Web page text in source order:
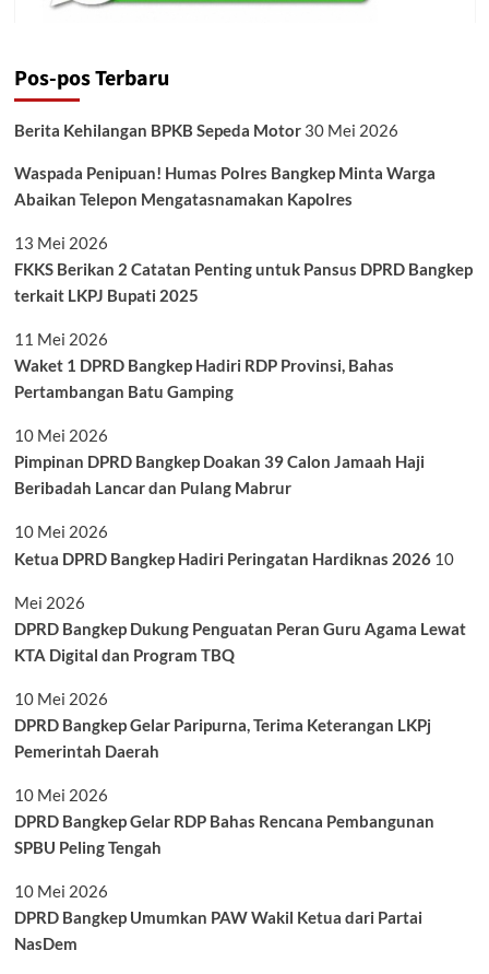
Pos-pos Terbaru
Berita Kehilangan BPKB Sepeda Motor 30 Mei 2026
Waspada Penipuan! Humas Polres Bangkep Minta Warga
Abaikan Telepon Mengatasnamakan Kapolres
13 Mei 2026
FKKS Berikan 2 Catatan Penting untuk Pansus DPRD Bangkep
terkait LKPJ Bupati 2025
11 Mei 2026
Waket 1 DPRD Bangkep Hadiri RDP Provinsi, Bahas
Pertambangan Batu Gamping
10 Mei 2026
Pimpinan DPRD Bangkep Doakan 39 Calon Jamaah Haji
Beribadah Lancar dan Pulang Mabrur
10 Mei 2026
Ketua DPRD Bangkep Hadiri Peringatan Hardiknas 2026 10
Mei 2026
DPRD Bangkep Dukung Penguatan Peran Guru Agama Lewat
KTA Digital dan Program TBQ
10 Mei 2026
DPRD Bangkep Gelar Paripurna, Terima Keterangan LKPj
Pemerintah Daerah
10 Mei 2026
DPRD Bangkep Gelar RDP Bahas Rencana Pembangunan
SPBU Peling Tengah
10 Mei 2026
DPRD Bangkep Umumkan PAW Wakil Ketua dari Partai
NasDem